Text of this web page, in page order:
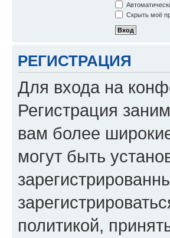
Скрыть моё
РЕГИСТРАЦИЯ
Для входа на
Регистрация
вам более
могут быть
политикой,